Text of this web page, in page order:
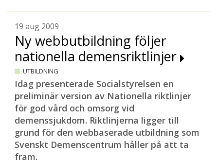
19 aug 2009
Ny webbutbildning följer
nationella demensriktlinjer
UTBILDNING
Idag presenterade Socialstyrelsen en
preliminär version av Nationella riktlinjer
för god vård och omsorg vid
demenssjukdom. Riktlinjerna ligger till
grund för den webbaserade utbildning som
Svenskt Demenscentrum håller på att ta
fram.